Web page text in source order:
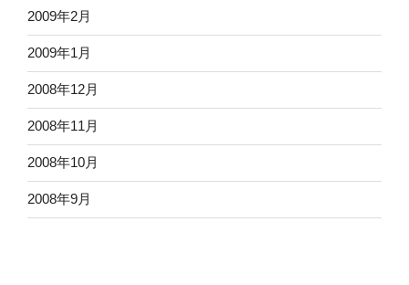
2009年2月
2009年1月
2008年12月
2008年11月
2008年10月
2008年9月